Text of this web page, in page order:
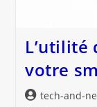
L’utilité
votre
Auteur/autrice
tech-and-